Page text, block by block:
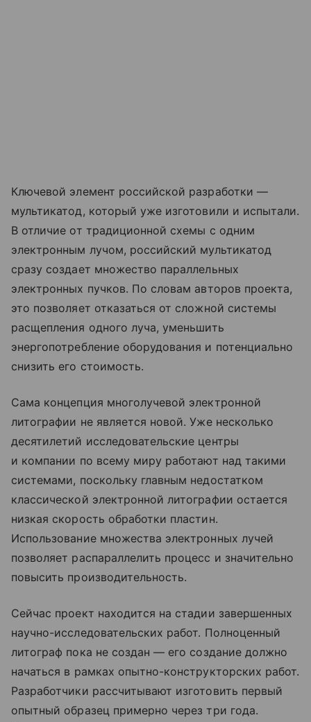
Ключевой элемент российской разработки —
мультикатод, который уже изготовили и испытали.
В отличие от традиционной схемы с одним
электронным лучом, российский мультикатод
сразу создает множество параллельных
электронных пучков. По словам авторов проекта,
это позволяет отказаться от сложной системы
расщепления одного луча, уменьшить
энергопотребление оборудования и потенциально
снизить его стоимость.
Сама концепция многолучевой электронной
литографии не является новой. Уже несколько
десятилетий исследовательские центры
и компании по всему миру работают над такими
системами, поскольку главным недостатком
классической электронной литографии остается
низкая скорость обработки пластин.
Использование множества электронных лучей
позволяет распараллелить процесс и значительно
повысить производительность.
Сейчас проект находится на стадии завершенных
научно-исследовательских работ. Полноценный
литограф пока не создан — его создание должно
начаться в рамках опытно-конструкторских работ.
Разработчики рассчитывают изготовить первый
опытный образец примерно через три года.